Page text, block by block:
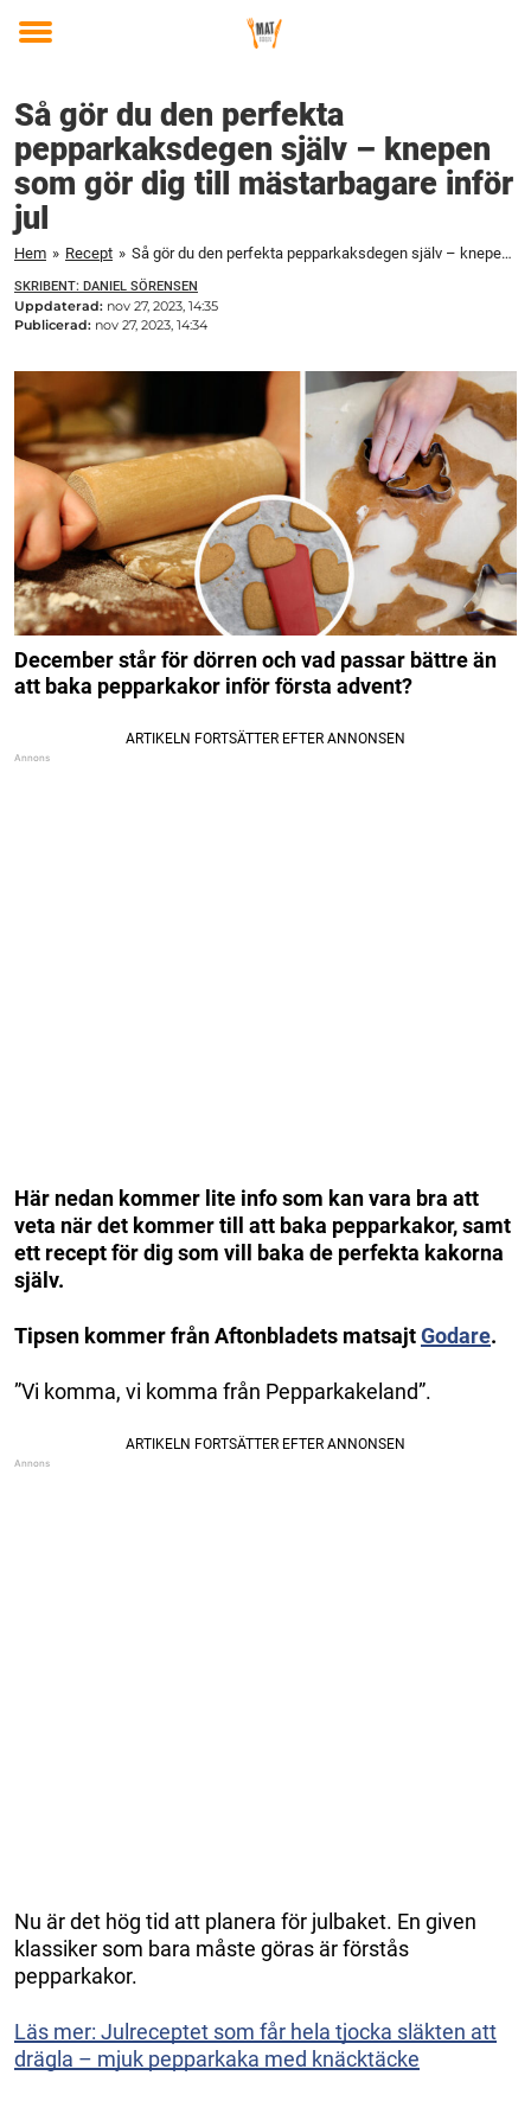
Toggle
Så gör du den perfekta
pepparkaksdegen själv – knepen
som gör dig till mästarbagare inför
jul
Hem » Recept » Så gör du den perfekta pepparkaksdegen själv – knepen som gör dig till mästarbagare inför jul
SKRIBENT: DANIEL SÖRENSEN
Uppdaterad: nov 27, 2023, 14:35
Publicerad: nov 27, 2023, 14:34
December står för dörren och vad passar bättre än
att baka pepparkakor inför första advent?
Här nedan kommer lite info som kan vara bra att
veta när det kommer till att baka pepparkakor, samt
ett recept för dig som vill baka de perfekta kakorna
själv.
Tipsen kommer från Aftonbladets matsajtGodare.
”Vi komma, vi komma från Pepparkakeland”.
Nu är det hög tid att planera för julbaket. En given
klassiker som bara måste göras är förstås
pepparkakor.
Läs mer: Julreceptet som får hela tjocka släkten att
drägla – mjuk pepparkaka med knäcktäcke